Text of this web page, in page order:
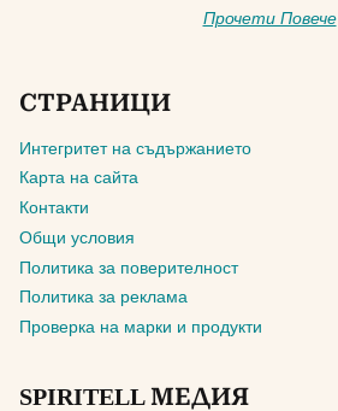
Прочети Повече
СТРАНИЦИ
Интегритет на съдържанието
Карта на сайта
Контакти
Общи условия
Политика за поверителност
Политика за реклама
Проверка на марки и продукти
SPIRITELL МЕДИЯ